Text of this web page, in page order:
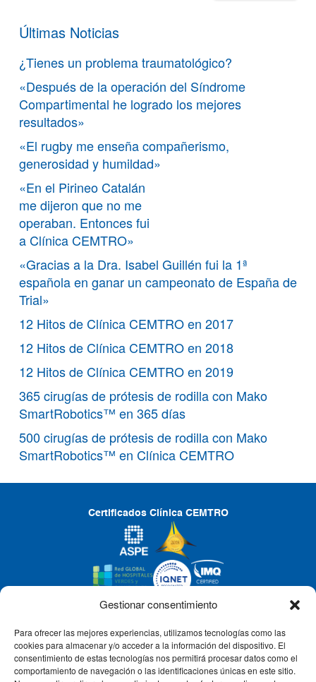
Gestionar consentimiento
Para ofrecer las mejores experiencias, utilizamos tecnologías como las
cookies para almacenar y/o acceder a la información del dispositivo. El
consentimiento de estas tecnologías nos permitirá procesar datos como el
comportamiento de navegación o las identificaciones únicas en este sitio.
Últimas Noticias
¿Tienes un problema traumatológico?
«Después de la operación del Síndrome
Compartimental he logrado los mejores
resultados»
«El rugby me enseña compañerismo,
generosidad y humildad»
«En el Pirineo Catalán
me dijeron que no me
operaban. Entonces fui
a Clínica CEMTRO»
«Gracias a la Dra. Isabel Guillén fui la 1ª
española en ganar un campeonato de España de
Trial»
12 Hitos de Clínica CEMTRO en 2017
12 Hitos de Clínica CEMTRO en 2018
12 Hitos de Clínica CEMTRO en 2019
365 cirugías de prótesis de rodilla con Mako
SmartRobotics™ en 365 días
500 cirugías de prótesis de rodilla con Mako
SmartRobotics™ en Clínica CEMTRO
Certificados Clínica CEMTRO
CLÍNICA CEMTRO